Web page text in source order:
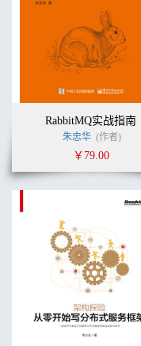
RabbitMQ实战指南
朱忠华 (作者)
￥79.00